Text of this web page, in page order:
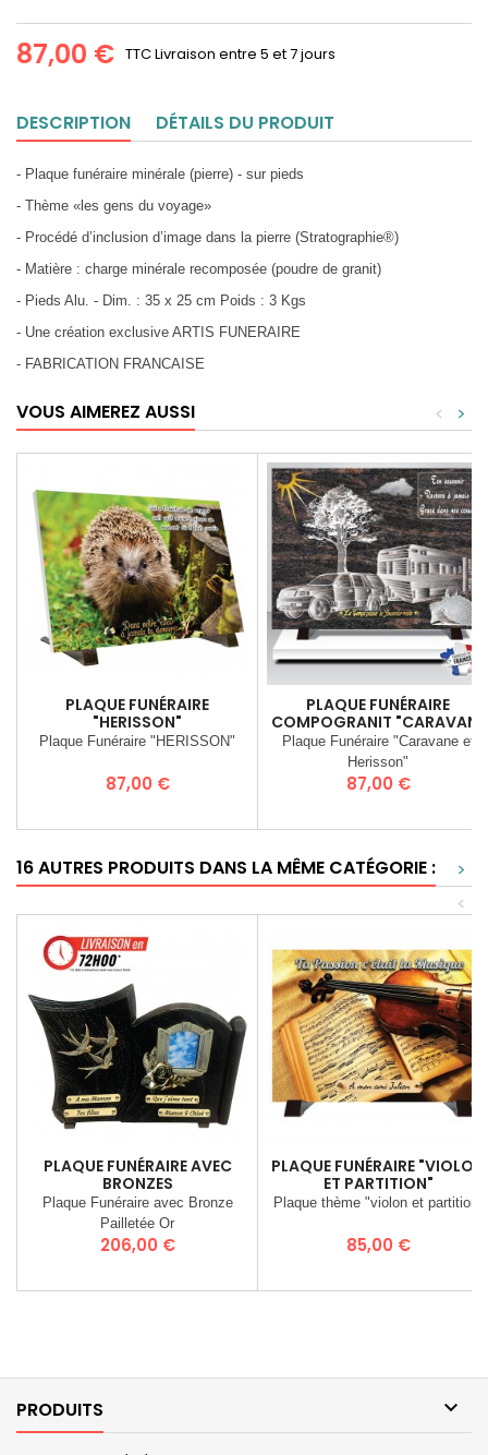
87,00 € TTCLivraison entre 5 et 7 jours
DESCRIPTION DÉTAILS DU PRODUIT
- Plaque funéraire minérale (pierre) - sur pieds
- Thème «les gens du voyage»
- Procédé d’inclusion d’image dans la pierre (Stratographie®)
- Matière : charge minérale recomposée (poudre de granit)
- Pieds Alu. - Dim. : 35 x 25 cm Poids : 3 Kgs
- Une création exclusive ARTIS FUNERAIRE
- FABRICATION FRANCAISE
VOUS AIMEREZ AUSSI >
<
PLAQUE FUNÉRAIRE
"HERISSON"
Plaque Funéraire "HERISSON"
Prix
87,00 €
PLAQUE FUNÉRAIRE
COMPOGRANIT "CARAVANE
ET HERISSON"
Plaque Funéraire "Caravane et
Herisson"
Prix
87,00 €
16 AUTRES PRODUITS DANS LA MÊME CATÉGORIE :
>
<
PLAQUE FUNÉRAIRE AVEC
BRONZES
Plaque Funéraire avec Bronze
Pailletée Or
Prix
206,00 €
PLAQUE FUNÉRAIRE "VIOLON
ET PARTITION"
Plaque thème "violon et partition"
Prix
85,00 €
PRODUITS 